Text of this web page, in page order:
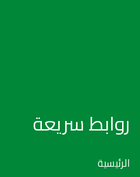
روابط سريعة
الرئيسية